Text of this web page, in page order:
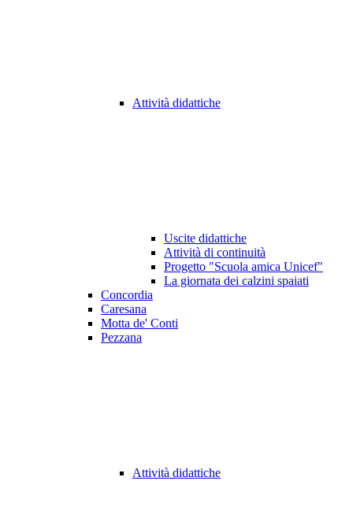
Attività didattiche
Uscite didattiche
Attività di continuità
Progetto "Scuola amica Unicef"
La giornata dei calzini spaiati
Concordia
Caresana
Motta de' Conti
Pezzana
Attività didattiche